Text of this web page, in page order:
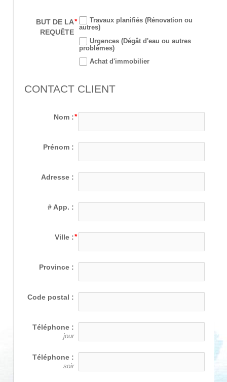
BUT DE LA
REQUÊTE
Travaux planifiés (Rénovation ou
autres)
Urgences (Dégât d'eau ou autres
problèmes)
Achat d'immobilier
CONTACT CLIENT
Nom :
Prénom :
Adresse :
# App. :
Ville :
Province :
Code postal :
Téléphone :
jour
Téléphone :
soir